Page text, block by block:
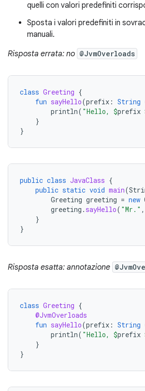
quelli con valori predefiniti
Sposta i valori predefiniti in
manuali.
Risposta errata: no @JvmOverloads
class Greeting {
fun sayHello(prefix : String
println( "Hello, $prefix
}
}
public class JavaClass {
public static void main(
Greeting greeting = new
greeting . sayHello( "Mr." ,
}
}
Risposta esatta: annotazione
class Greeting {
@JvmOverloads
fun sayHello(prefix : String
println( "Hello, $prefix
}
}